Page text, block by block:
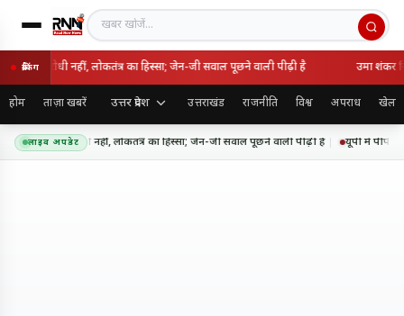
खबर खोजें
ब्रेकिंग
राष्ट्रविरोधी नहीं, लोकतंत्र का हिस्सा; जेन-जी सवाल पूछने वाली पीढ़ी है उमा शंकर
होम ताज़ा खबरें उत्तर प्रदेश उत्तराखंड राजनीति विश्व अपराध खेल
लाइव अपडेट
आंदोलन राष्ट्रविरोधी नहीं, लोकतंत्र का हिस्सा; जेन-जी सवाल पूछने वाली पीढ़ी है यूपी में